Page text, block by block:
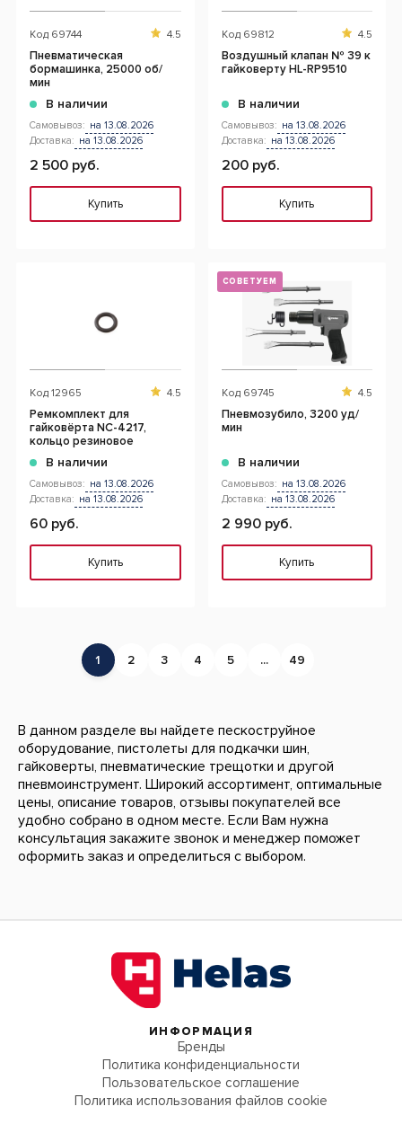
Код 69744 4.5
Пневматическая
бормашинка, 25000 об/
мин
В наличии
Самовывоз: на 13.08.2026
Доставка: на 13.08.2026
2 500 руб.
Купить
Код 69812 4.5
Воздушный клапан № 39 к
гайковерту HL-RP9510
В наличии
Самовывоз: на 13.08.2026
Доставка: на 13.08.2026
200 руб.
Купить
Код 12965 4.5
Ремкомплект для
гайковёрта NC-4217,
кольцо резиновое
В наличии
Самовывоз: на 13.08.2026
Доставка: на 13.08.2026
60 руб.
Купить
СОВЕТУЕМ
Код 69745 4.5
Пневмозубило, 3200 уд/
мин
В наличии
Самовывоз: на 13.08.2026
Доставка: на 13.08.2026
2 990 руб.
Купить
1 2 3 4 5 ... 49
В данном разделе вы найдете пескоструйное
оборудование, пистолеты для подкачки шин,
гайковерты, пневматические трещотки и другой
пневмоинструмент. Широкий ассортимент, оптимальные
цены, описание товаров, отзывы покупателей все
удобно собрано в одном месте. Если Вам нужна
консультация закажите звонок и менеджер поможет
оформить заказ и определиться с выбором.
ИНФОРМАЦИЯ
Бренды
Политика конфиденциальности
Пользовательское соглашение
Политика использования файлов cookie